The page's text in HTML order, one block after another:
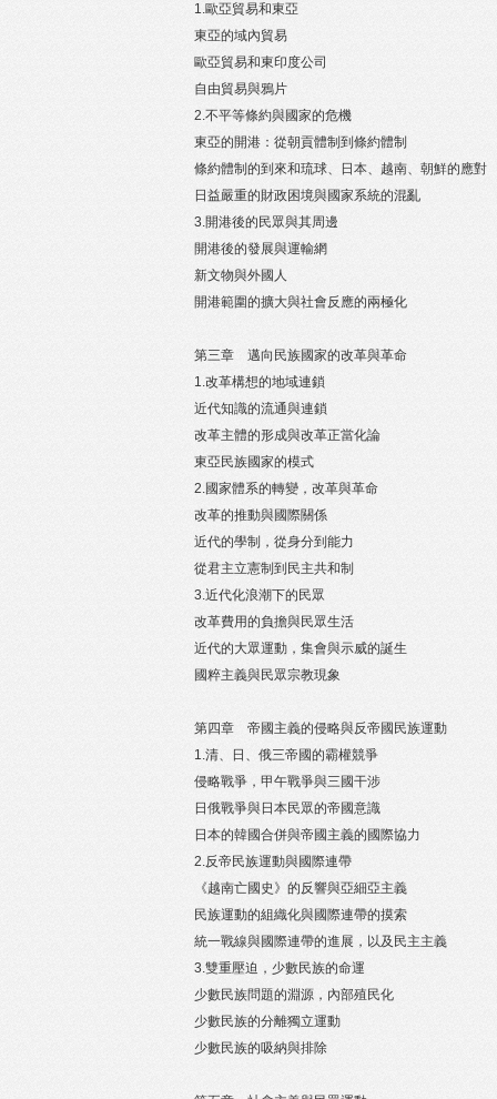
1.歐亞貿易和東亞
東亞的域內貿易
歐亞貿易和東印度公司
自由貿易與鴉片
2.不平等條約與國家的危機
東亞的開港：從朝貢體制到條約體制
條約體制的到來和琉球、日本、越南、朝鮮的應對
日益嚴重的財政困境與國家系統的混亂
3.開港後的民眾與其周邊
開港後的發展與運輸網
新文物與外國人
開港範圍的擴大與社會反應的兩極化
第三章 邁向民族國家的改革與革命
1.改革構想的地域連鎖
近代知識的流通與連鎖
改革主體的形成與改革正當化論
東亞民族國家的模式
2.國家體系的轉變，改革與革命
改革的推動與國際關係
近代的學制，從身分到能力
從君主立憲制到民主共和制
3.近代化浪潮下的民眾
改革費用的負擔與民眾生活
近代的大眾運動，集會與示威的誕生
國粹主義與民眾宗教現象
第四章 帝國主義的侵略與反帝國民族運動
1.清、日、俄三帝國的霸權競爭
侵略戰爭，甲午戰爭與三國干涉
日俄戰爭與日本民眾的帝國意識
日本的韓國合併與帝國主義的國際協力
2.反帝民族運動與國際連帶
《越南亡國史》的反響與亞細亞主義
民族運動的組織化與國際連帶的摸索
統一戰線與國際連帶的進展，以及民主主義
3.雙重壓迫，少數民族的命運
少數民族問題的淵源，內部殖民化
少數民族的分離獨立運動
少數民族的吸納與排除